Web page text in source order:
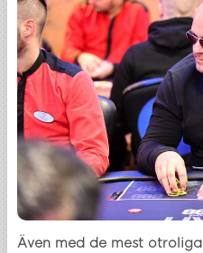
Även med de mest otroliga